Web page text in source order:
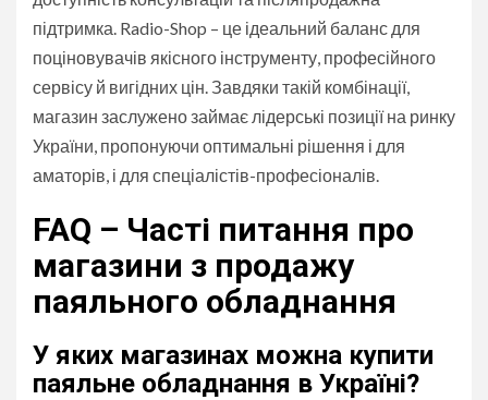
підтримка. Radio-Shop – це ідеальний баланс для
поціновувачів якісного інструменту, професійного
сервісу й вигідних цін. Завдяки такій комбінації,
магазин заслужено займає лідерські позиції на ринку
України, пропонуючи оптимальні рішення і для
аматорів, і для спеціалістів-професіоналів.
FAQ – Часті питання про
магазини з продажу
паяльного обладнання
У яких магазинах можна купити
паяльне обладнання в Україні?